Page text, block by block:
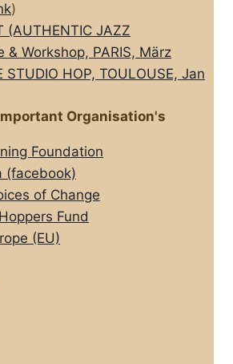
)
(AUTHENTIC JAZZ
& Workshop, PARIS, März
STUDIO HOP, TOULOUSE, Jan
Organisation's
Foundation
(facebook)
of Change
Fund
(EU)